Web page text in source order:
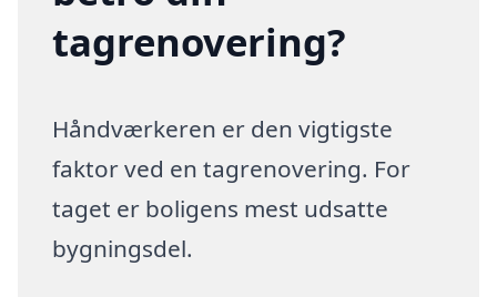
tagrenovering?
Håndværkeren er den vigtigste
faktor ved en tagrenovering. For
taget er boligens mest udsatte
bygningsdel.